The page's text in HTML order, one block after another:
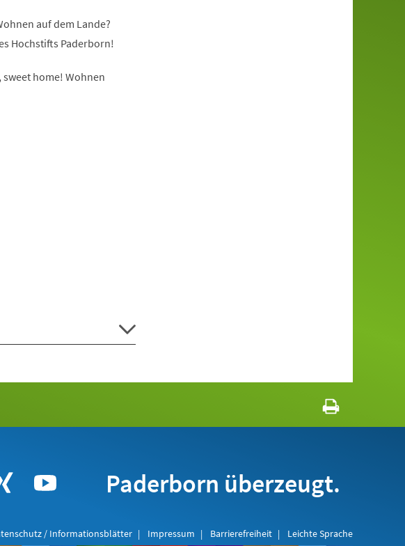
auf dem Lande?
Hochstifts Paderborn!
sweet home! Wohnen
Paderborn überzeugt.
/ Informationsblätter Impressum Barrierefreiheit Leichte Sprache